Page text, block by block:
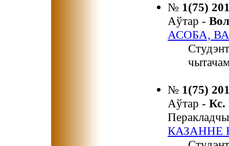
№ 1(75)
Аўтар -
АСОБА,
№ 1(75)
Аўтар -
КАЗАННЕ